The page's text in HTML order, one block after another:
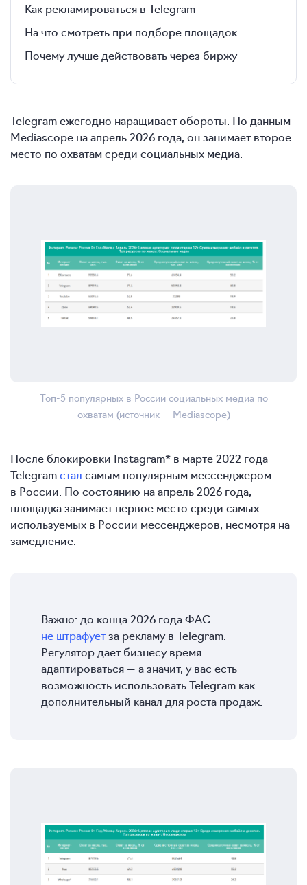
Как рекламироваться в Telegram
На что смотреть при подборе площадок
Почему лучше действовать через биржу
Telegram ежегодно наращивает обороты. По данным
Mediascope на апрель 2026 года, он занимает второе
место по охватам среди социальных медиа.
Топ-5 популярных в России социальных медиа по
охватам (источник — Mediascope)
После блокировки Instagram* в марте 2022 года
Telegramстал самым популярным мессенджером
в России. По состоянию на апрель 2026 года,
площадка занимает первое место среди самых
используемых в России мессенджеров, несмотря на
замедление.
Важно: до конца 2026 года ФАС
не штрафуетза рекламу в Telegram.
Регулятор дает бизнесу время
адаптироваться — а значит, у вас есть
возможность использовать Telegram как
дополнительный канал для роста продаж.